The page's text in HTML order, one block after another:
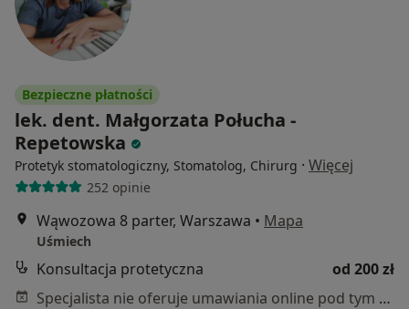
Bezpieczne płatności
lek. dent. Małgorzata Połucha -
Repetowska
Protetyk stomatologiczny, Stomatolog, Chirurg · Więcej
252 opinie
Wąwozowa 8 parter, Warszawa • Mapa
Uśmiech
Konsultacja protetyczna
od 200 zł
Specjalista nie oferuje umawiania online pod tym adresem.